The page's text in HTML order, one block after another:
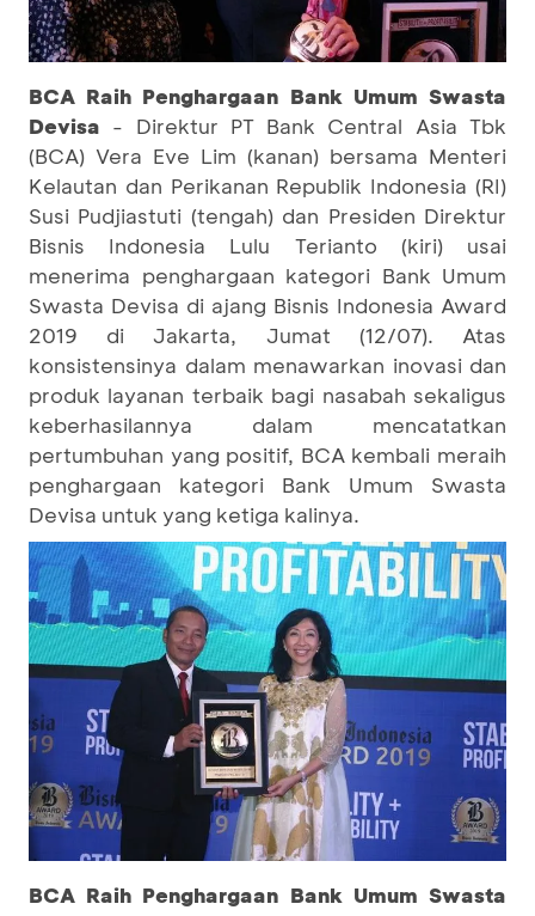
BCA Raih Penghargaan Bank Umum Swasta
Devisa - Direktur PT Bank Central Asia Tbk
(BCA) Vera Eve Lim (kanan) bersama Menteri
Kelautan dan Perikanan Republik Indonesia (RI)
Susi Pudjiastuti (tengah) dan Presiden Direktur
Bisnis Indonesia Lulu Terianto (kiri) usai
menerima penghargaan kategori Bank Umum
Swasta Devisa di ajang Bisnis Indonesia Award
2019 di Jakarta, Jumat (12/07). Atas
konsistensinya dalam menawarkan inovasi dan
produk layanan terbaik bagi nasabah sekaligus
keberhasilannya dalam mencatatkan
pertumbuhan yang positif, BCA kembali meraih
penghargaan kategori Bank Umum Swasta
Devisa untuk yang ketiga kalinya.
BCA Raih Penghargaan Bank Umum Swasta